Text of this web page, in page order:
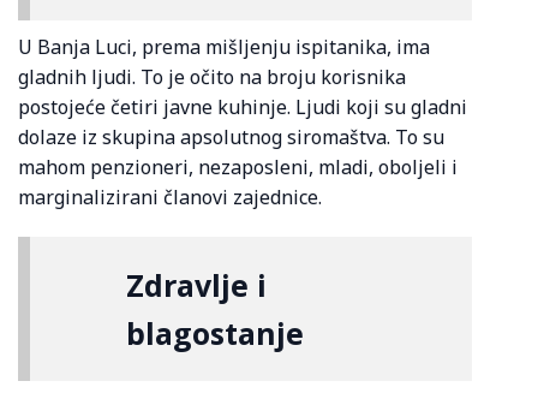
U Banja Luci, prema mišljenju ispitanika, ima
gladnih ljudi. To je očito na broju korisnika
postojeće četiri javne kuhinje. Ljudi koji su gladni
dolaze iz skupina apsolutnog siromaštva. To su
mahom penzioneri, nezaposleni, mladi, oboljeli i
marginalizirani članovi zajednice.
Zdravlje i
blagostanje